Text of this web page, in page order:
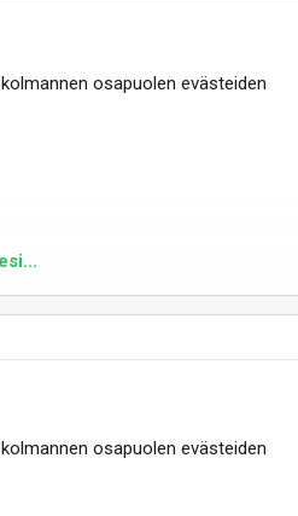
osapuolen evästeiden
osapuolen evästeiden